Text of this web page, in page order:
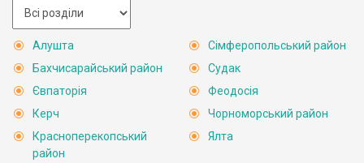
Алушта
Бахчисарайський район
Євпаторія
Керч
Красноперекопський
район
Сімферопольський район
Судак
Феодосія
Чорноморський район
Ялта